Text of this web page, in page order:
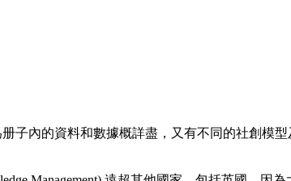
子內的資料和數據概詳盡，又有不同的社創模